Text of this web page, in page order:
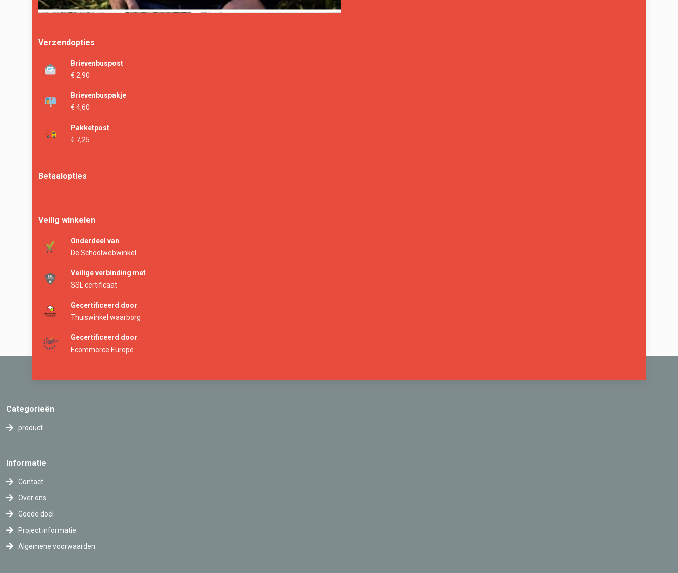
Verzendopties
Brievenbuspost
€ 2,90
Brievenbuspakje
€ 4,60
Pakketpost
€ 7,25
Betaalopties
Veilig winkelen
Onderdeel van
De Schoolwebwinkel
Veilige verbinding met
SSL certificaat
Gecertificeerd door
Thuiswinkel waarborg
Gecertificeerd door
Ecommerce Europe
Categorieën
product
Informatie
Contact
Over ons
Goede doel
Project informatie
Algemene voorwaarden